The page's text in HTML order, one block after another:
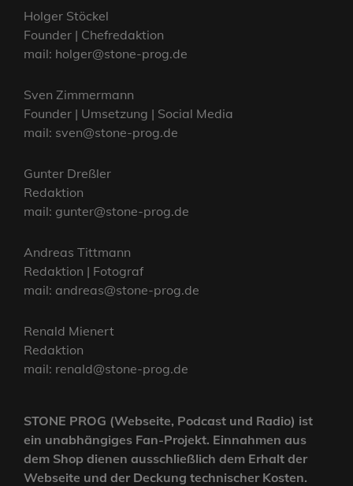
Holger Stöckel
Founder | Chefredaktion
mail: holger@stone-prog.de
Sven Zimmermann
Founder | Umsetzung | Social Media
mail: sven@stone-prog.de
Gunter Dreßler
Redaktion
mail: gunter@stone-prog.de
Andreas Tittmann
Redaktion | Fotograf
mail: andreas@stone-prog.de
Renald Mienert
Redaktion
mail: renald@stone-prog.de
STONE PROG (Webseite, Podcast und Radio) ist
ein unabhängiges Fan-Projekt. Einnahmen aus
dem Shop dienen ausschließlich dem Erhalt der
Webseite und der Deckung technischer Kosten.